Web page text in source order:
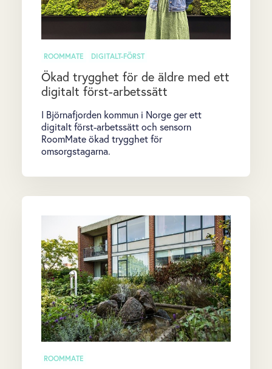
ROOMMATE DIGITALT-FÖRST
Ökad trygghet för de äldre med ett
digitalt först-arbetssätt
I Björnafjorden kommun i Norge ger ett
digitalt först-arbetssätt och sensorn
RoomMate ökad trygghet för
omsorgstagarna.
ROOMMATE